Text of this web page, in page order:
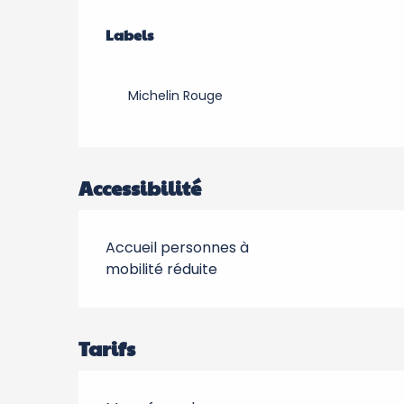
Offres de
Labels
Labels
Michelin Rouge
Accessibilité
Accueil personnes à
mobilité réduite
Tarifs